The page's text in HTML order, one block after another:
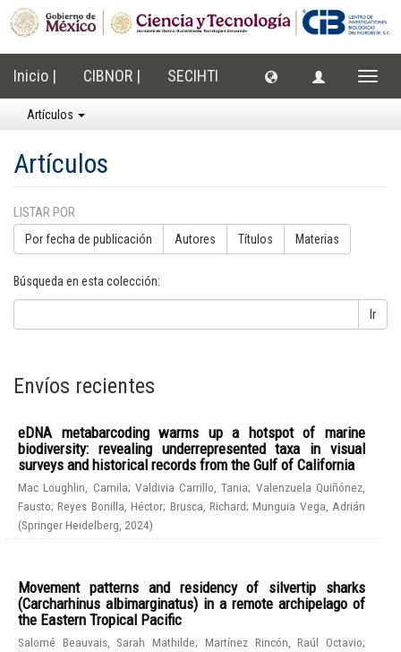
Inicio | CIBNOR | SECIHTI
Artículos
Artículos
LISTAR POR
Por fecha de publicación Autores Títulos Materias
Búsqueda en esta colección:
Ir
Envíos recientes
eDNA metabarcoding warms up a hotspot of marine
biodiversity: revealing underrepresented taxa in visual
surveys and historical records from the Gulf of California
Mac Loughlin, Camila; Valdivia Carrillo, Tania; Valenzuela Quiñónez,
Fausto;Reyes Bonilla, Héctor; Brusca, Richard;Munguia Vega, Adrián
(Springer Heidelberg 2024)
Movement patterns and residency of silvertip sharks
(Carcharhinus albimarginatus) in a remote archipelago of
the Eastern Tropical Pacific
Salomé Beauvais, Sarah Mathilde; Martínez Rincón, Raúl Octavio;